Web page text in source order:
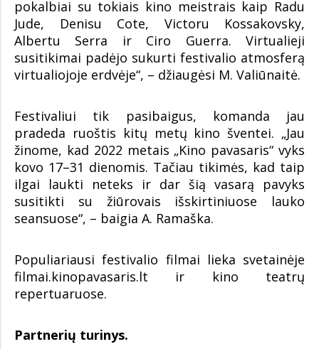
pokalbiai su tokiais kino meistrais kaip Radu
Jude, Denisu Cote, Victoru Kossakovsky,
Albertu Serra ir Ciro Guerra. Virtualieji
susitikimai padėjo sukurti festivalio atmosferą
virtualiojoje erdvėje“, – džiaugėsi M. Valiūnaitė.
Festivaliui tik pasibaigus, komanda jau
pradeda ruoštis kitų metų kino šventei. „Jau
žinome, kad 2022 metais „Kino pavasaris“ vyks
kovo 17–31 dienomis. Tačiau tikimės, kad taip
ilgai laukti neteks ir dar šią vasarą pavyks
susitikti su žiūrovais išskirtiniuose lauko
seansuose“, – baigia A. Ramaška.
Populiariausi festivalio filmai lieka svetainėje
filmai.kinopavasaris.lt ir kino teatrų
repertuaruose.
Partnerių turinys.